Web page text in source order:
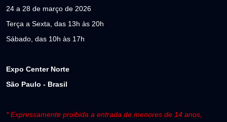
24 a 28 de março de 2026
Terça a Sexta, das 13h às 20h
Sábado, das 10h às 17h
Expo Center Norte
São Paulo - Brasil
* Expressamente proibida a entrada de menores de 14 anos,